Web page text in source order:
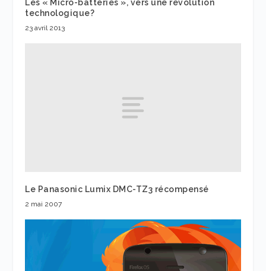
Les « Micro-batteries », vers une révolution
technologique?
23 avril 2013
Le Panasonic Lumix DMC-TZ3 récompensé
2 mai 2007